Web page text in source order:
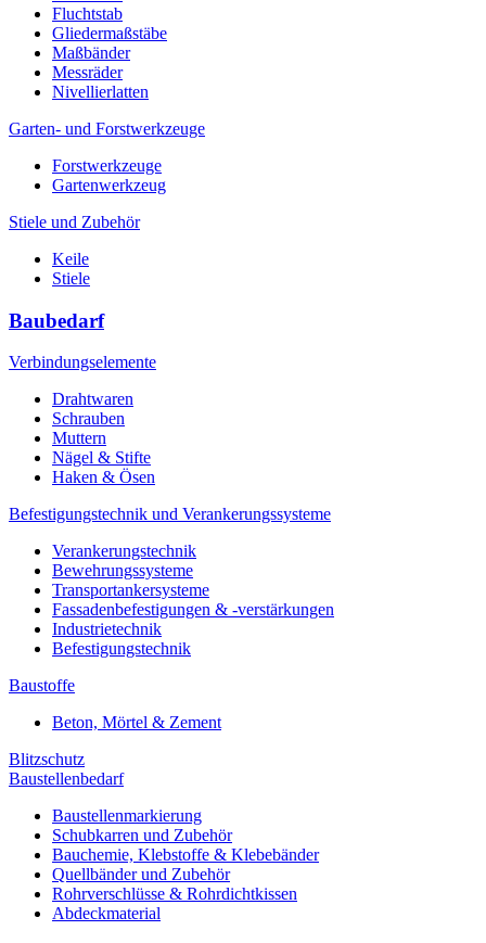
Fluchtstab
Gliedermaßstäbe
Maßbänder
Messräder
Nivellierlatten
Garten- und Forstwerkzeuge
Forstwerkzeuge
Gartenwerkzeug
Stiele und Zubehör
Keile
Stiele
Baubedarf
Verbindungselemente
Drahtwaren
Schrauben
Muttern
Nägel & Stifte
Haken & Ösen
Befestigungstechnik und Verankerungssysteme
Verankerungstechnik
Bewehrungssysteme
Transportankersysteme
Fassadenbefestigungen & -verstärkungen
Industrietechnik
Befestigungstechnik
Baustoffe
Beton, Mörtel & Zement
Blitzschutz
Baustellenbedarf
Baustellenmarkierung
Schubkarren und Zubehör
Bauchemie, Klebstoffe & Klebebänder
Quellbänder und Zubehör
Rohrverschlüsse & Rohrdichtkissen
Abdeckmaterial